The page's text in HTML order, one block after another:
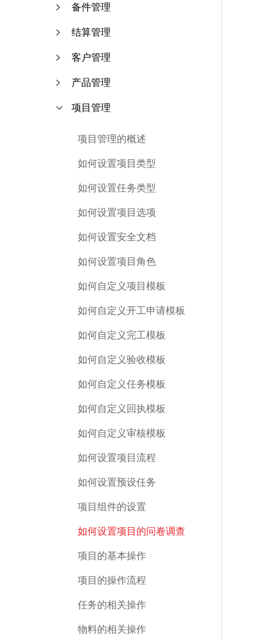
备件管理
结算管理
客户管理
产品管理
项目管理
项目管理的概述
如何设置项目类型
如何设置任务类型
如何设置项目选项
如何设置安全文档
如何设置项目角色
如何自定义项目模板
如何自定义开工申请模板
如何自定义完工模板
如何自定义验收模板
如何自定义任务模板
如何自定义回执模板
如何自定义审核模板
如何设置项目流程
如何设置预设任务
项目组件的设置
如何设置项目的问卷调查
项目的基本操作
项目的操作流程
任务的相关操作
物料的相关操作